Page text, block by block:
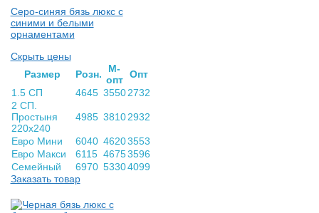
Серо-синяя бязь люкс с
синими и белыми
орнаментами
Скрыть цены
Раз­мер
Розн.
М-
опт Опт
1.5 СП
4645 3550 2732
2 СП.
Простыня
220х240
4985 3810 2932
Евро Мини 6040 46203553
Евро Макси
6115 46753596
Семейный
6970 53304099
Заказать товар